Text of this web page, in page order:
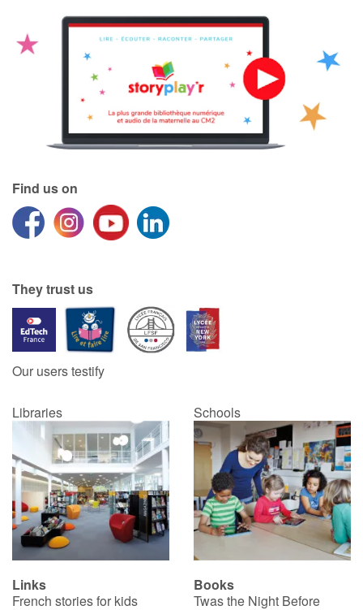
Find us on
They trust us
Our users testify
Libraries Schools
Links
French stories for kids
Books
Twas the Night Before